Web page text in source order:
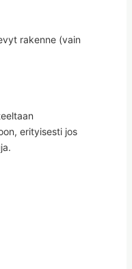
rakenne (vain
erityisesti jos